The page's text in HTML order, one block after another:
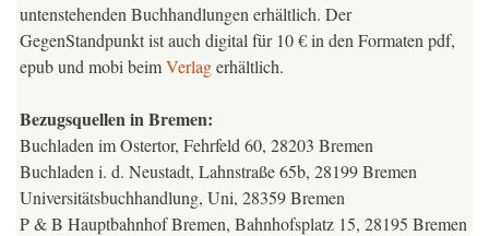
untenstehenden Buchhandlungen erhältlich. Der
GegenStandpunkt ist auch digital für 10 € in den Formaten pdf,
epub und mobi beimVerlagerhältlich.
Bezugsquellen in Bremen:
Buchladen im Ostertor, Fehrfeld 60, 28203 Bremen
Buchladen i. d. Neustadt, Lahnstraße 65b, 28199 Bremen
Universitätsbuchhandlung, Uni, 28359 Bremen
P & B Hauptbahnhof Bremen, Bahnhofsplatz 15, 28195 Bremen